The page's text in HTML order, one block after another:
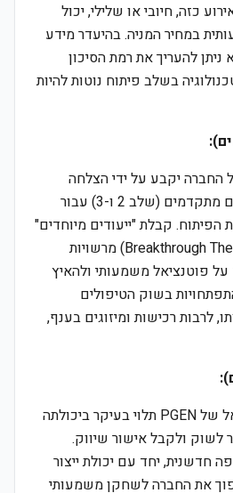
כזה, חיובי או שלילי, יכול
במחיר המניה. בהיעדר מידע
להעריך את רמת הסיכון
בשלב פיתוח נוטות להיות
החברה יקבע על ידי הצלחה
בהשלמת שלבים קליניים מתקדמים (שלב 2 ו-3) עבור
הפיתוח. קבלת "ייעודים מיוחדים"
(כמו Breakthrough Therapy Designation) מרשויות
על פוטנציאל משמעותי ולהאיץ
בשוק הטיפולים
לרבות רכישות ומיזוגים בענף,
בטווח הארוך, הפוטנציאל של PGEN תלוי בעיקר ביכולתה
לשוק ולקבל אישור שיווק.
חדשנית, יחד עם יכולת ייצור
את החברה לשחקן משמעותי